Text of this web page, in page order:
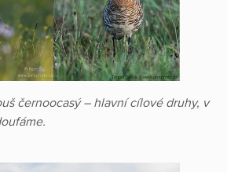
černoocasý – hlavní cílové druhy, v